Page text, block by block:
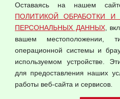
© 2026 ООО "Феникс"
Согласием на обработку
Оферта оптовой купли-продажи
Публичная оферта
Оставаясь на нашем
ПОЛИТИКОЙ ОБРАБОТКИ И
ПЕРСОНАЛЬНЫХ ДАННЫХ,
вашем местоположении,
операционной системы и
используемом устройстве.
для предоставления наших
работы веб-сайта и сервисов.